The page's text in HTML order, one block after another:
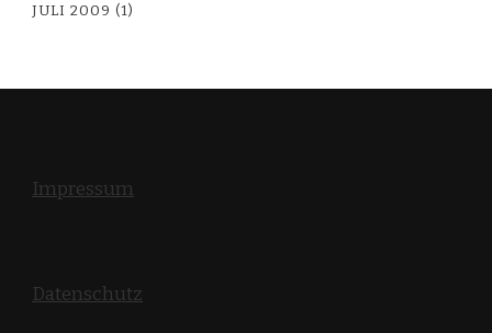
JULI 2009 (1)
Impressum
Datenschutz